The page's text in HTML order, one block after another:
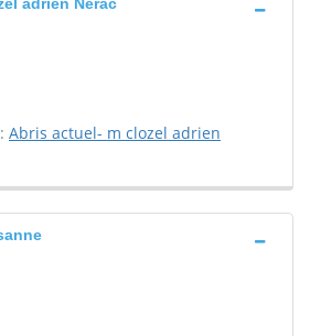
Abris actuel- m clozel adrien